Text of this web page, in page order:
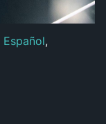
Español,